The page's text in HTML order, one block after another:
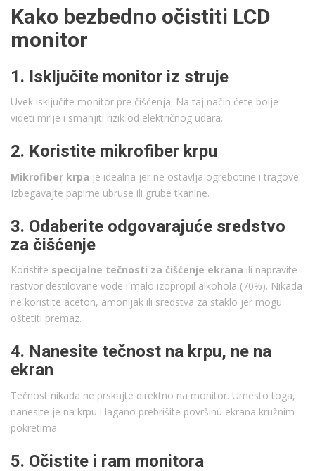
Kako bezbedno očistiti LCD
monitor
1. Isključite monitor iz struje
Uvek isključite monitor pre čišćenja. Na taj način ćete bolje
videti mrlje i smanjiti rizik od električnog udara.
2. Koristite mikrofiber krpu
Mikrofiber krpa je idealna jer ne ostavlja ogrebotine i tragove.
Izbegavajte papirne ubruse ili grube tkanine.
3. Odaberite odgovarajuće sredstvo
za čišćenje
Koristite specijalne tečnosti za čišćenje ekrana ili napravite
rastvor destilovane vode i malo izopropil alkohola (70%). Nikada
ne koristite aceton, amonijak ili sredstva za staklo jer mogu
oštetiti premaz.
4. Nanesite tečnost na krpu, ne na
ekran
Tečnost nikada ne prskajte direktno na monitor. Umesto toga,
nanesite je na krpu i lagano prebrišite površinu ekrana kružnim
pokretima.
5. Očistite i ram monitora